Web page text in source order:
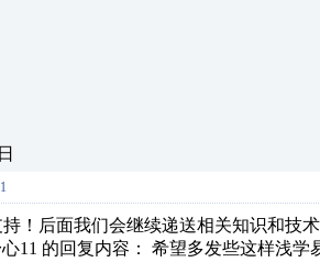
！后面我们会继续递送相关知识和技
11 的回复内容： 希望多发些这样浅学